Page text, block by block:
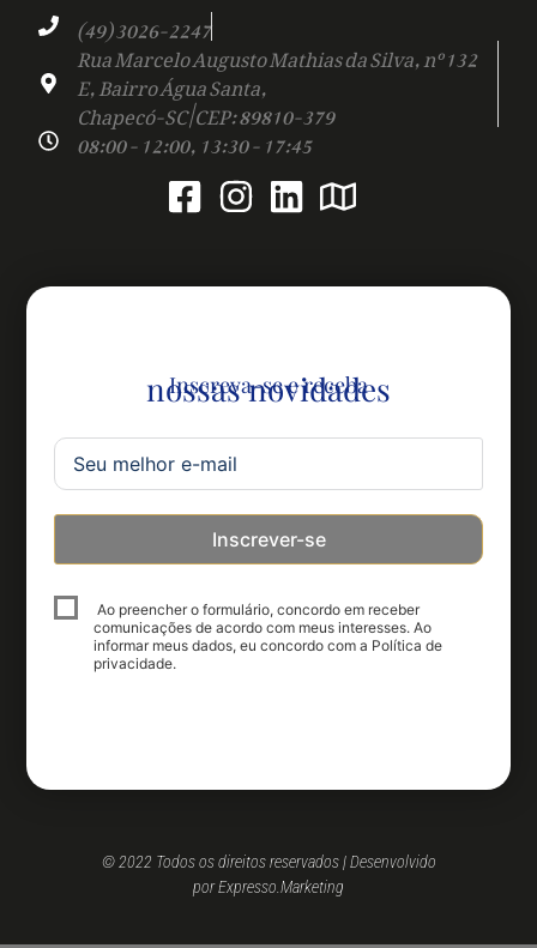
(49) 3026-2247
Rua Marcelo Augusto Mathias da Silva, nº 132
E, Bairro Água Santa,
Chapecó-SC | CEP: 89810-379
08:00 - 12:00, 13:30 - 17:45
Inscreva-se e receba
nossas novidades
Inscrever-se
Ao preencher o formulário, concordo em receber
comunicações de acordo com meus interesses. Ao
informar meus dados, eu concordo com a Política de
privacidade.
© 2022 Todos os direitos reservados | Desenvolvido
por Expresso.Marketing